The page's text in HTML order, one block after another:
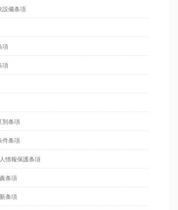
設備条項
項
項
別条項
件条項
情報保護条項
条項
条項